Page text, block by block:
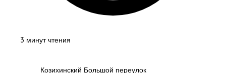
3 минут чтения
Козихинский Большой переулок